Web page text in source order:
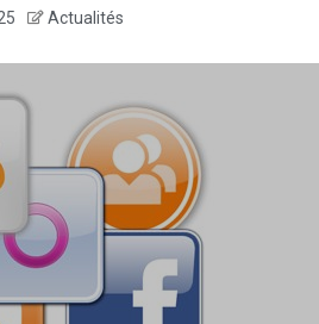
Actualités